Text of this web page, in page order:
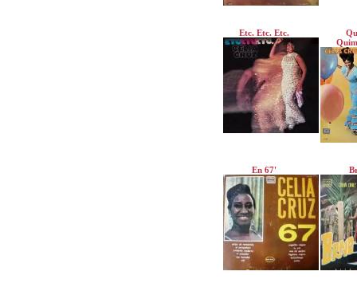
Etc. Etc. Etc.
En 67'